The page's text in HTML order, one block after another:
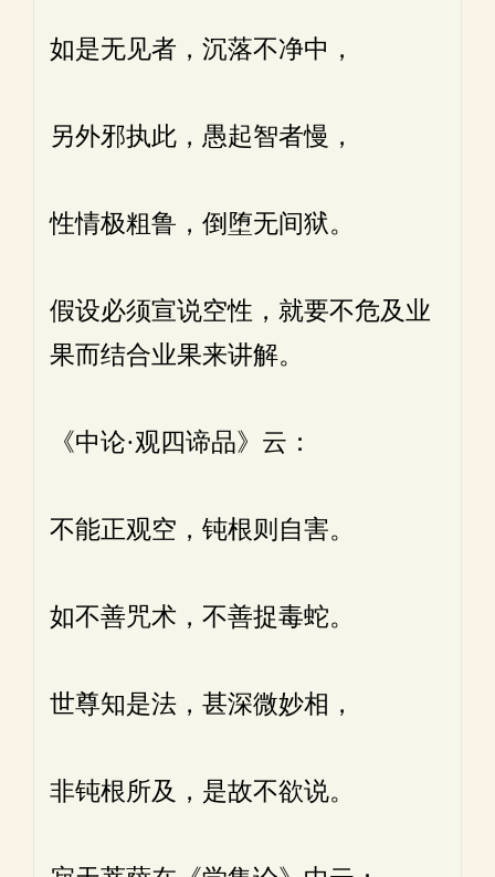
如是无见者，沉落不净中，
另外邪执此，愚起智者慢，
性情极粗鲁，倒堕无间狱。
假设必须宣说空性，就要不危及业
果而结合业果来讲解。
《中论·观四谛品》云：
不能正观空，钝根则自害。
如不善咒术，不善捉毒蛇。
世尊知是法，甚深微妙相，
非钝根所及，是故不欲说。